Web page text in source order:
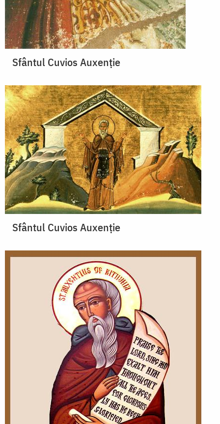
Sfântul Cuvios Auxenţie
Sfântul Cuvios Auxenție